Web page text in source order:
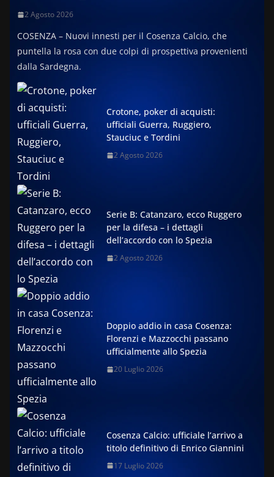
2 Agosto 2026
COSENZA – Nuovi innesti per il Cosenza Calcio, che
puntella la rosa con due colpi di prospettiva provenienti
dalla Sardegna.
Crotone, poker di acquisti:
ufficiali Guerra, Ruggiero,
Stauciuc e Tordini
2 Agosto 2026
Serie B: Catanzaro, ecco Ruggero
per la difesa – i dettagli
dell’accordo con lo Spezia
2 Agosto 2026
Doppio addio in casa Cosenza:
Florenzi e Mazzocchi passano
ufficialmente allo Spezia
20 Luglio 2026
Cosenza Calcio: ufficiale l’arrivo a
titolo definitivo di Enrico Giannini
17 Luglio 2026